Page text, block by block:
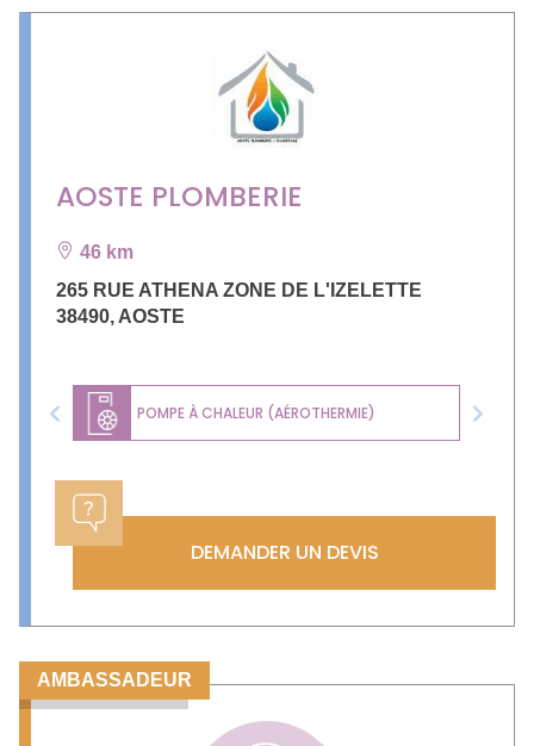
AOSTE PLOMBERIE
46 km
265 RUE ATHENA ZONE DE L'IZELETTE
38490, AOSTE
POMPE À CHALEUR (AÉROTHERMIE)
Previous Next
DEMANDER UN DEVIS
AMBASSADEUR